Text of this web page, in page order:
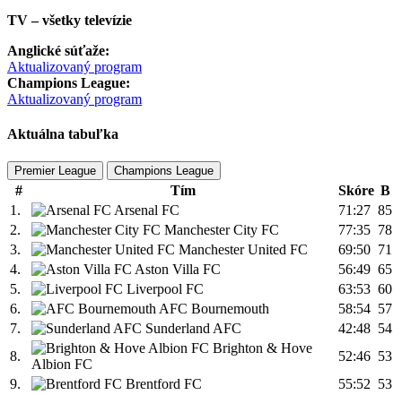
TV – všetky televízie
Anglické súťaže:
Aktualizovaný program
Champions League:
Aktualizovaný program
Aktuálna tabuľka
Premier League Champions League
# Tím Skóre B
1.
Arsenal FC 71:27 85
2.
Manchester City FC 77:35 78
3.
Manchester United FC 69:50 71
4.
Aston Villa FC 56:49 65
5.
Liverpool FC 63:53 60
6.
AFC Bournemouth 58:54 57
7.
Sunderland AFC 42:48 54
8.
Brighton & Hove
Albion FC
52:46 53
9.
Brentford FC 55:52 53